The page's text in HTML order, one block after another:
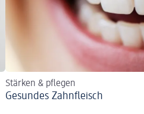
Stärken & pflegen
Gesundes Zahnfleisch